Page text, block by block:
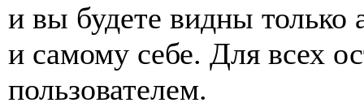
и вы будете видны только
и самому себе. Для всех
пользователем.